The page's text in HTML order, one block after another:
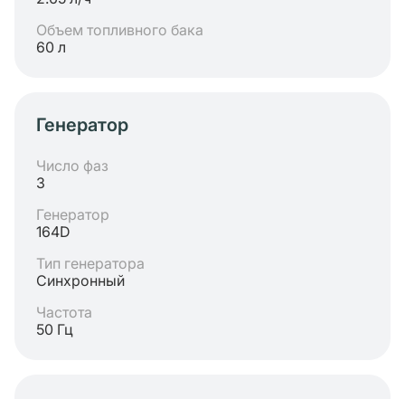
Объем топливного бака
60 л
Генератор
Число фаз
3
Генератор
164D
Тип генератора
Синхронный
Частота
50 Гц